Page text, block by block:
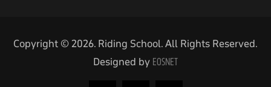
Copyright © 2026. Riding School. All Rights Reserved.
Designed by EOSNET